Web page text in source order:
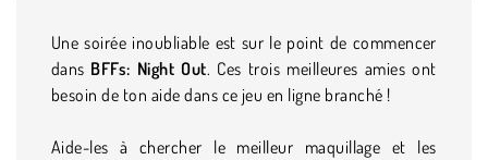
Une soirée inoubliable est sur le point de commencer
dans BFFs: Night Out. Ces trois meilleures amies ont
besoin de ton aide dans ce jeu en ligne branché !
Aide-les à chercher le meilleur maquillage et les